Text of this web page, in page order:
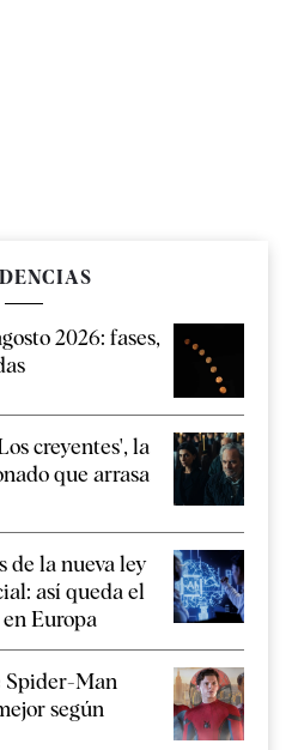
2026: fases,
creyentes', la
que arrasa
de la nueva ley
así queda el
Europa
Spider-Man
según